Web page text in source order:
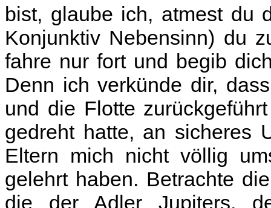
bist, glaube ich, atmest du
Konjunktiv Nebensinn) du
fahre nur fort und begib
Denn ich verkünde dir,
und die Flotte
gedreht hatte, an sicheres
Eltern mich nicht völlig
gelehrt haben. Betrachte
die der Adler Jupiters,